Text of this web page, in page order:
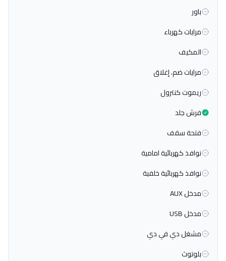
باور
مرايات كهرباء
المكيف
مرايات ضم، إغلاق
ريموت كنترول
فرش جلد
فتحة سقف
نوافذ كهربائية امامية
نوافذ كهربائية خلفية
مدخل AUX
مدخل USB
مشغل دي في دي
بلوتوث